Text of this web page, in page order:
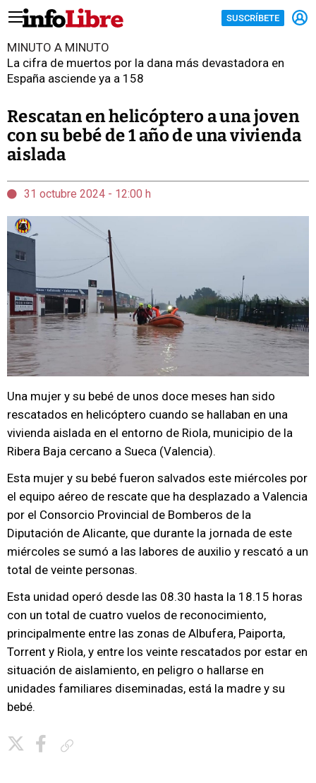
SUSCRÍBETE
MINUTO A MINUTO
La cifra de muertos por la dana más devastadora en
España asciende ya a 158
Rescatan en helicóptero a una joven
con su bebé de 1 año de una vivienda
aislada
31 octubre 2024 - 12:00 h
Una mujer y su bebé de unos doce meses han sido
rescatados en helicóptero cuando se hallaban en una
vivienda aislada en el entorno de Riola, municipio de la
Ribera Baja cercano a Sueca (Valencia).
Esta mujer y su bebé fueron salvados este miércoles por
el equipo aéreo de rescate que ha desplazado a Valencia
por el Consorcio Provincial de Bomberos de la
Diputación de Alicante, que durante la jornada de este
miércoles se sumó a las labores de auxilio y rescató a un
total de veinte personas.
Esta unidad operó desde las 08.30 hasta la 18.15 horas
con un total de cuatro vuelos de reconocimiento,
principalmente entre las zonas de Albufera, Paiporta,
Torrent y Riola, y entre los veinte rescatados por estar en
situación de aislamiento, en peligro o hallarse en
unidades familiares diseminadas, está la madre y su
bebé.